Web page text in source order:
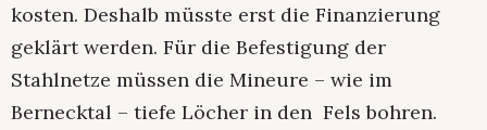
kosten. Deshalb müsste erst die Finanzierung
geklärt werden. Für die Befestigung der
Stahlnetze müssen die Mineure – wie im
Bernecktal – tiefe Löcher in den Fels bohren.